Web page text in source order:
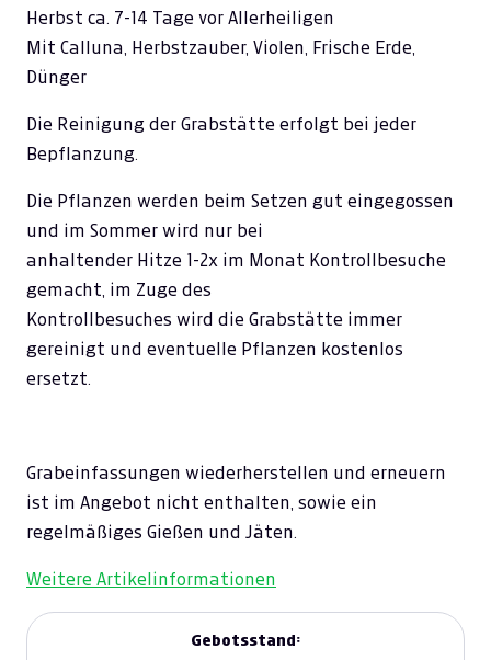
Herbst ca. 7-14 Tage vor Allerheiligen
Mit Calluna, Herbstzauber, Violen, Frische Erde,
Dünger
Die Reinigung der Grabstätte erfolgt bei jeder
Bepflanzung.
Die Pflanzen werden beim Setzen gut eingegossen
und im Sommer wird nur bei
anhaltender Hitze 1-2x im Monat Kontrollbesuche
gemacht, im Zuge des
Kontrollbesuches wird die Grabstätte immer
gereinigt und eventuelle Pflanzen kostenlos
ersetzt.
Grabeinfassungen wiederherstellen und erneuern
ist im Angebot nicht enthalten, sowie ein
regelmäßiges Gießen und Jäten.
Weitere Artikelinformationen
Gebotsstand: